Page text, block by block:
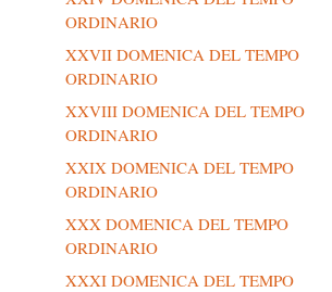
ORDINARIO
XXVII DOMENICA DEL TEMPO
ORDINARIO
XXVIII DOMENICA DEL TEMPO
ORDINARIO
XXIX DOMENICA DEL TEMPO
ORDINARIO
XXX DOMENICA DEL TEMPO
ORDINARIO
XXXI DOMENICA DEL TEMPO